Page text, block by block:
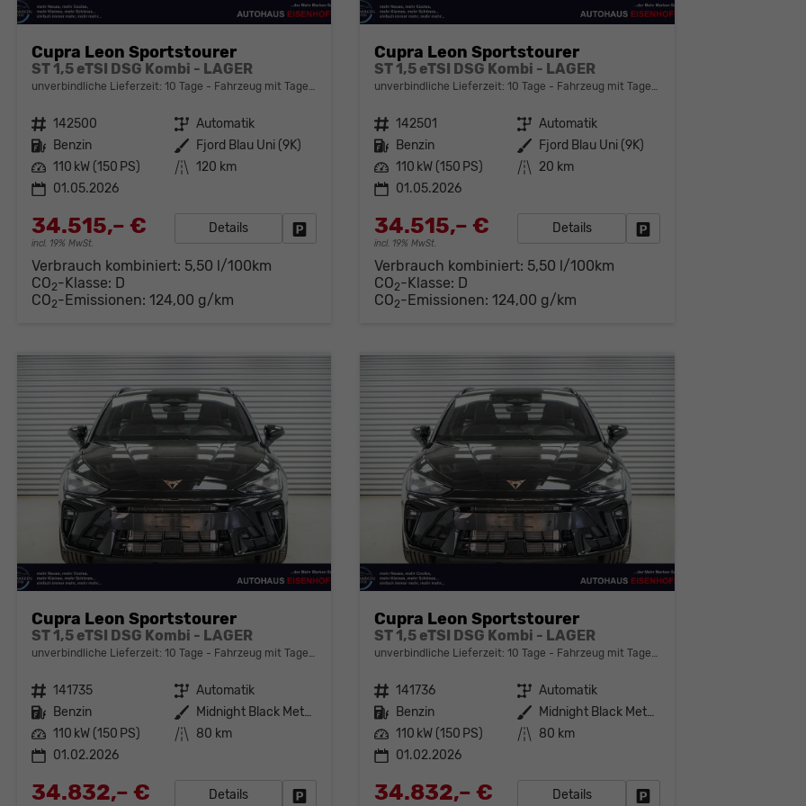
Cupra Leon Sportstourer
ST 1,5 eTSI DSG Kombi - LAGER
unverbindliche Lieferzeit: 10 Tage Fahrzeug mit Tageszulassung
Fahrzeugnr. 142500 Getriebe Automatik
Kraftstoff Benzin Außenfarbe Fjord Blau Uni (9K)
Leistung 110 kW (150 PS) Kilometerstand 120 km
01.05.2026
34.515,– €
incl. 19% MwSt.
Details Fahrzeug parken
Verbrauch kombiniert: 5,50 l/100km
CO2-Klasse: D
CO2-Emissionen: 124,00 g/km
Cupra Leon Sportstourer
ST 1,5 eTSI DSG Kombi - LAGER
unverbindliche Lieferzeit:10 Tage Fahrzeug mit Tageszulassung
Fahrzeugnr. 142501 Getriebe Automatik
Kraftstoff Benzin Außenfarbe Fjord Blau Uni (9K)
Leistung 110 kW (150 PS) Kilometerstand 20 km
01.05.2026
34.515,– €
incl. 19% MwSt.
Details
Verbrauch kombiniert: 5,50 l/100km
CO2-Klasse: D
CO2-Emissionen:124,00 g/km
Cupra Leon Sportstourer
ST 1,5 eTSI DSG Kombi - LAGER
unverbindliche Lieferzeit: 10 Tage Fahrzeug mit Tageszulassung
Fahrzeugnr. 141735 Getriebe Automatik
Kraftstoff Benzin Außenfarbe
Midnight Black Metallic (0E)
Leistung 110 kW (150 PS) Kilometerstand 80 km
01.02.2026
34.832,– € Details Fahrzeug parken
Cupra Leon Sportstourer
ST 1,5 eTSI DSG Kombi - LAGER
unverbindliche Lieferzeit:10 Tage Fahrzeug mit Tageszulassung
Fahrzeugnr. 141736 Getriebe Automatik
Kraftstoff Benzin Außenfarbe
Midnight Black Metallic (0E)
Leistung 110 kW (150 PS) Kilometerstand 80 km
01.02.2026
34.832,– € Details